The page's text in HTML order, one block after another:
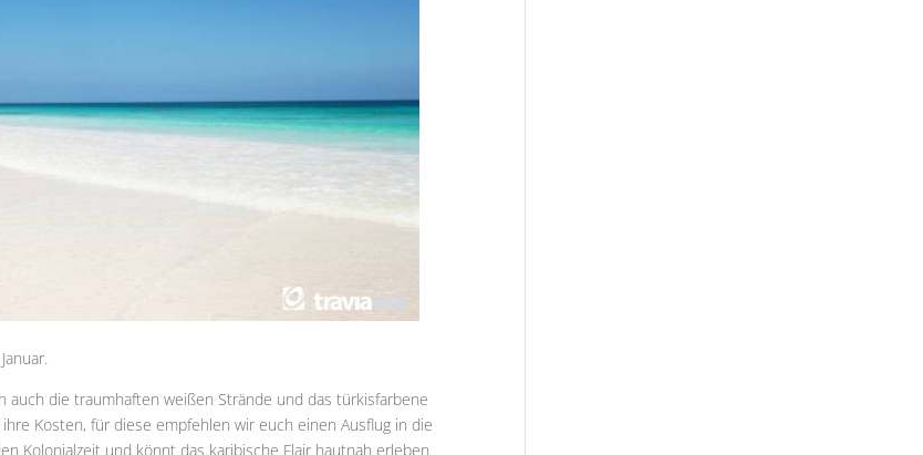
die traumhaften weißen Strände und das türkisfarbene
Kosten, für diese empfehlen wir euch einen Ausflug in die
Kolonialzeit und könnt das karibische Flair hautnah erleben.